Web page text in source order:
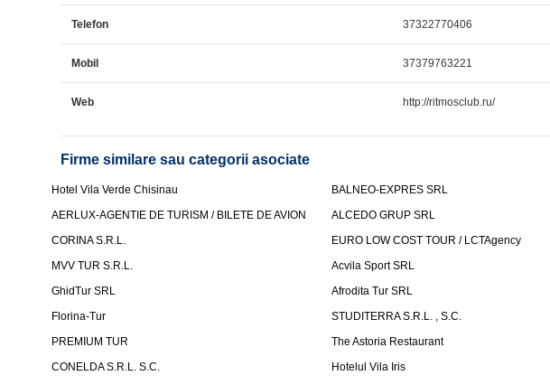
Telefon 37322770406
Mobil 37379763221
Web http://ritmosclub.ru/
Firme similare sau categorii asociate
Hotel Vila Verde Chisinau BALNEO-EXPRES SRL
AERLUX-AGENTIE DE TURISM / BILETE DE AVION
ALCEDO GRUP SRL
CORINA S.R.L.
EURO LOW COST TOUR / LCTAgency
MVV TUR S.R.L.
Acvila Sport SRL
GhidTur SRL
Afrodita Tur SRL
Florina-Tur
STUDITERRA S.R.L. , S.C.
PREMIUM TUR
The Astoria Restaurant
CONELDA S.R.L. S.C.
Hotelul Vila Iris